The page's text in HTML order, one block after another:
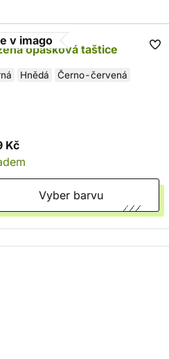
v imago
opasková taštice
Hnědá Černo-červená
Kč
Vyber barvu